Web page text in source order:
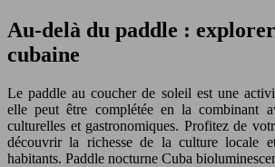
Au-delà du paddle :
cubaine
Le paddle au coucher de soleil est une
elle peut être complétée en la combinant
culturelles et gastronomiques. Profitez de
découvrir la richesse de la culture locale
habitants. Paddle nocturne Cuba